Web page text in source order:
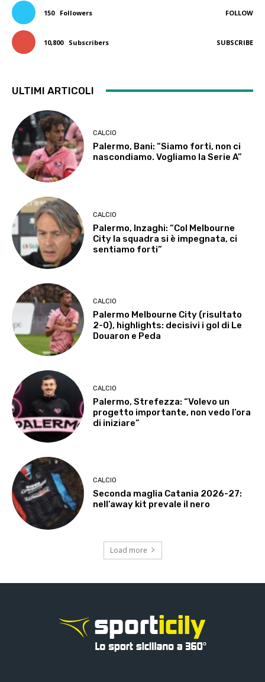
150 Followers FOLLOW
10,800 Subscribers SUBSCRIBE
ULTIMI ARTICOLI
CALCIO
Palermo, Bani: “Siamo forti, non ci
nascondiamo. Vogliamo la Serie A”
CALCIO
Palermo, Inzaghi: “Col Melbourne
City la squadra si è impegnata, ci
sentiamo forti”
CALCIO
Palermo Melbourne City (risultato
2-0), highlights: decisivi i gol di Le
Douaron e Peda
CALCIO
Palermo, Strefezza: “Volevo un
progetto importante, non vedo l’ora
di iniziare”
CALCIO
Seconda maglia Catania 2026-27:
nell’away kit prevale il nero
Load more